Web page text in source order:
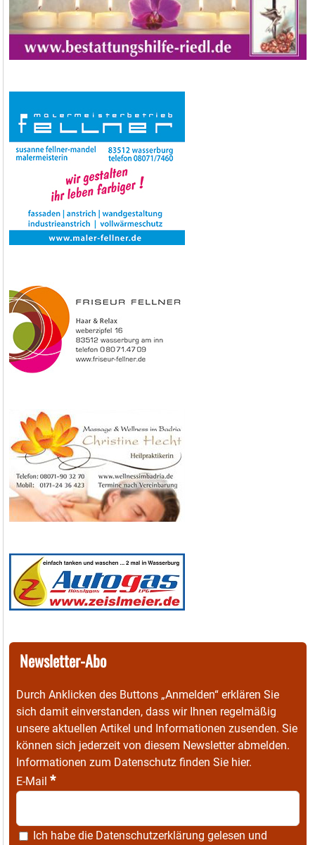
Newsletter-Abo
Durch Anklicken des Buttons „Anmelden“ erklären Sie
sich damit einverstanden, dass wir Ihnen regelmäßig
unsere aktuellen Artikel und Informationen zusenden. Sie
können sich jederzeit von diesem Newsletter abmelden.
Informationen zum Datenschutz finden Sie hier.
E-Mail *
Ich habe die Datenschutzerklärung gelesen und